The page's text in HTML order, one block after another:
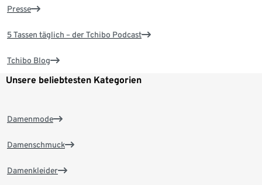
Presse
5 Tassen täglich – der Tchibo Podcast
Tchibo Blog
Unsere beliebtesten Kategorien
Damenmode
Damenschmuck
Damenkleider